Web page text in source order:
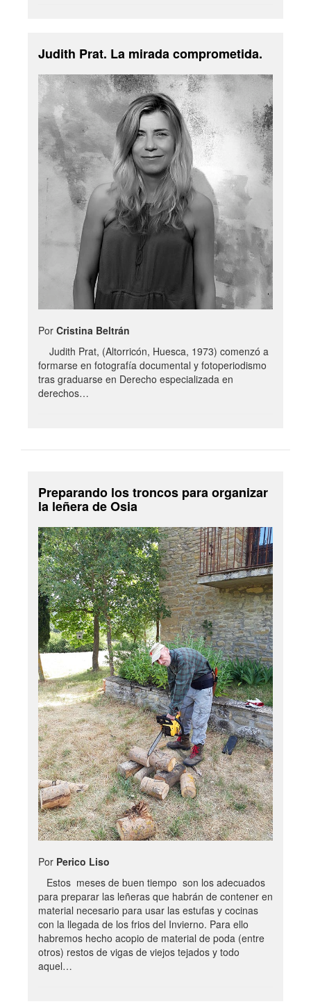
Judith Prat. La mirada comprometida.
Por Cristina Beltrán
Judith Prat, (Altorricón, Huesca, 1973) comenzó a
formarse en fotografía documental y fotoperiodismo
tras graduarse en Derecho especializada en
derechos…
Preparando los troncos para organizar
la leñera de Osia
Por Perico Liso
Estos meses de buen tiempo son los adecuados
para preparar las leñeras que habrán de contener en
material necesario para usar las estufas y cocinas
con la llegada de los frios del Invierno. Para ello
habremos hecho acopio de material de poda (entre
otros) restos de vigas de viejos tejados y todo
aquel…